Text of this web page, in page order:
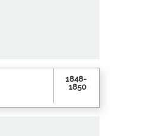
1848-
1850